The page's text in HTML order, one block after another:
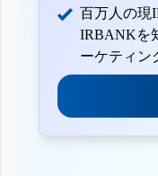
百万人の現
IRBANKを
ーケティン